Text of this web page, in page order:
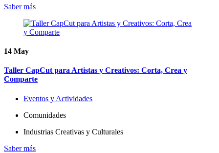
Saber más
14 May
Taller CapCut para Artistas y Creativos: Corta, Crea y
Comparte
Eventos y Actividades
Comunidades
Industrias Creativas y Culturales
Saber más